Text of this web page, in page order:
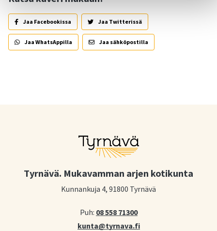
Jaa Facebookissa Jaa Twitterissä
Jaa WhatsAppilla Jaa sähköpostilla
Tyrnävä. Mukavamman arjen kotikunta
Kunnankuja 4, 91800 Tyrnävä
Puh: 08 558 71300
kunta@tyrnava.fi